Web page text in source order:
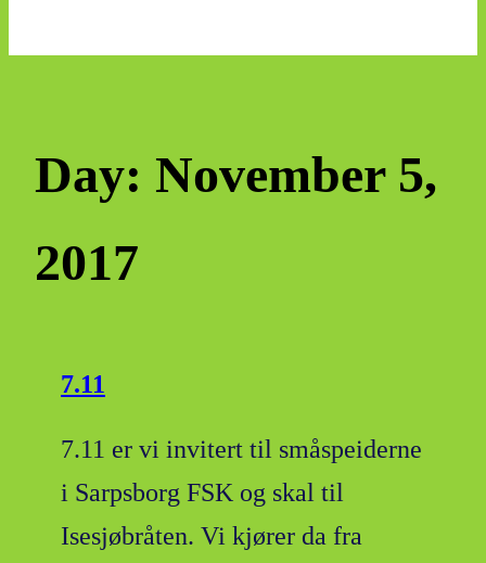
Day: November 5,
2017
7.11
7.11 er vi invitert til småspeiderne
i Sarpsborg FSK og skal til
Isesjøbråten. Vi kjører da fra